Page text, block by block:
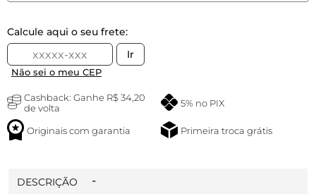
Calcule aqui o seu frete:
Ir
Não sei o meu CEP
Cashback: Ganhe R$ 34,20
de volta
5% no PIX
Originais com garantia Primeira troca grátis
DESCRIÇÃO